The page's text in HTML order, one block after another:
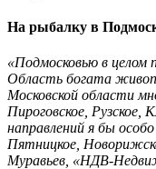
На рыбалку в
«Подмосковью в целом
Область богата
Московской области
Пироговское, Рузское,
направлений я бы
Пятницкое,
Муравьев, «НДВ-